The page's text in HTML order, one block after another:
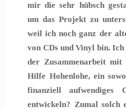
mir die sehr hübsch
um das Projekt zu
weil ich noch ganz der
von CDs und Vinyl bin. Ich
der Zusammenarbeit mit
Hilfe Hohenlohe, ein
finanziell aufwendiges
entwickeln? Zumal solch